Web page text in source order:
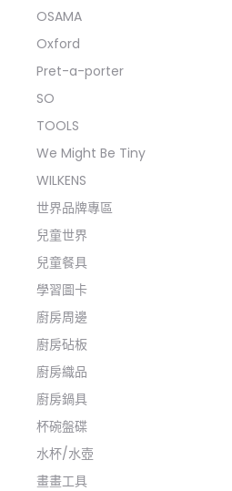
OSAMA
Oxford
Pret-a-porter
SO
TOOLS
We Might Be Tiny
WILKENS
世界品牌專區
兒童世界
兒童餐具
學習圖卡
廚房周邊
廚房砧板
廚房織品
廚房鍋具
杯碗盤碟
水杯/水壺
畫畫工具